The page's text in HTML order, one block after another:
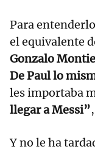
Para
el equivalente
Gonzalo
De Paul lo
les importaba
llegar a Messi”
Y no le ha